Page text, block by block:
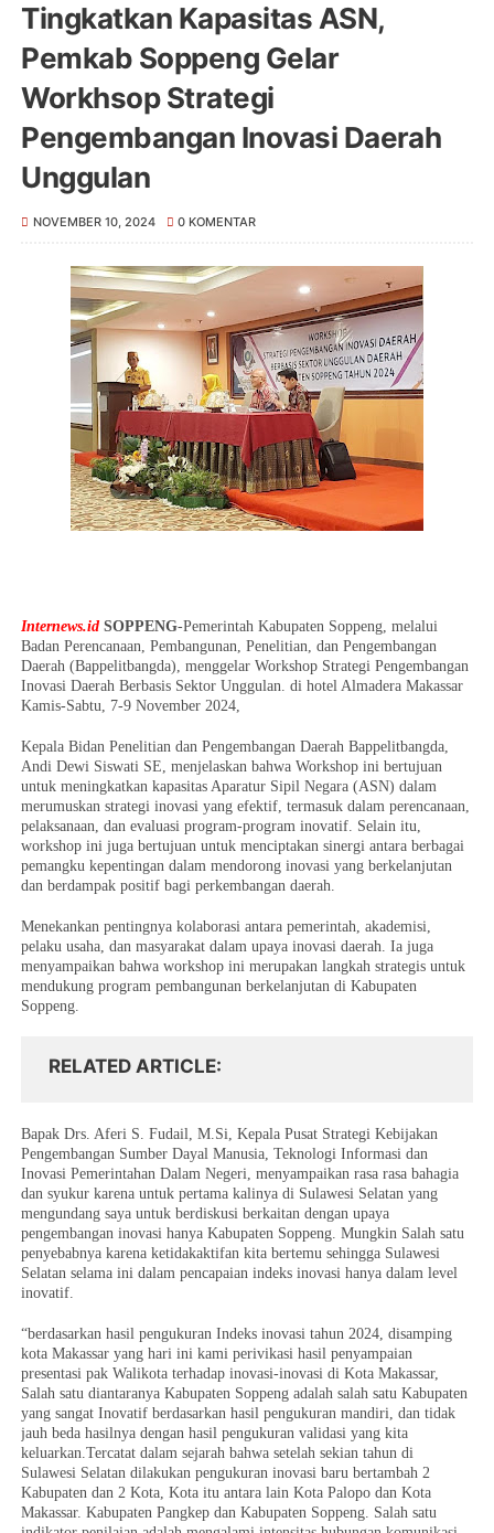
Tingkatkan Kapasitas ASN,
Pemkab Soppeng Gelar
Workhsop Strategi
Pengembangan Inovasi Daerah
Unggulan
NOVEMBER 10, 2024 0 KOMENTAR
Internews.id SOPPENG-Pemerintah Kabupaten Soppeng, melalui
Badan Perencanaan, Pembangunan, Penelitian, dan Pengembangan
Daerah (Bappelitbangda), menggelar Workshop Strategi Pengembangan
Inovasi Daerah Berbasis Sektor Unggulan. di hotel Almadera Makassar
Kamis-Sabtu, 7-9 November 2024,
Kepala Bidan Penelitian dan Pengembangan Daerah Bappelitbangda,
Andi Dewi Siswati SE, menjelaskan bahwa Workshop ini bertujuan
untuk meningkatkan kapasitas Aparatur Sipil Negara (ASN) dalam
merumuskan strategi inovasi yang efektif, termasuk dalam perencanaan,
pelaksanaan, dan evaluasi program-program inovatif. Selain itu,
workshop ini juga bertujuan untuk menciptakan sinergi antara berbagai
pemangku kepentingan dalam mendorong inovasi yang berkelanjutan
dan berdampak positif bagi perkembangan daerah.
Menekankan pentingnya kolaborasi antara pemerintah, akademisi,
pelaku usaha, dan masyarakat dalam upaya inovasi daerah. Ia juga
menyampaikan bahwa workshop ini merupakan langkah strategis untuk
mendukung program pembangunan berkelanjutan di Kabupaten
Soppeng.
RELATED ARTICLE
Bapak Drs. Aferi S. Fudail, M.Si, Kepala Pusat Strategi Kebijakan
Pengembangan Sumber Dayal Manusia, Teknologi Informasi dan
Inovasi Pemerintahan Dalam Negeri, menyampaikan rasa rasa bahagia
dan syukur karena untuk pertama kalinya di Sulawesi Selatan yang
mengundang saya untuk berdiskusi berkaitan dengan upaya
pengembangan inovasi hanya Kabupaten Soppeng. Mungkin Salah satu
penyebabnya karena ketidakaktifan kita bertemu sehingga Sulawesi
Selatan selama ini dalam pencapaian indeks inovasi hanya dalam level
inovatif.
“berdasarkan hasil pengukuran Indeks inovasi tahun 2024, disamping
kota Makassar yang hari ini kami perivikasi hasil penyampaian
presentasi pak Walikota terhadap inovasi-inovasi di Kota Makassar,
Salah satu diantaranya Kabupaten Soppeng adalah salah satu Kabupaten
yang sangat Inovatif berdasarkan hasil pengukuran mandiri, dan tidak
jauh beda hasilnya dengan hasil pengukuran validasi yang kita
keluarkan.Tercatat dalam sejarah bahwa setelah sekian tahun di
Sulawesi Selatan dilakukan pengukuran inovasi baru bertambah 2
Kabupaten dan 2 Kota, Kota itu antara lain Kota Palopo dan Kota
Makassar. Kabupaten Pangkep dan Kabupaten Soppeng. Salah satu